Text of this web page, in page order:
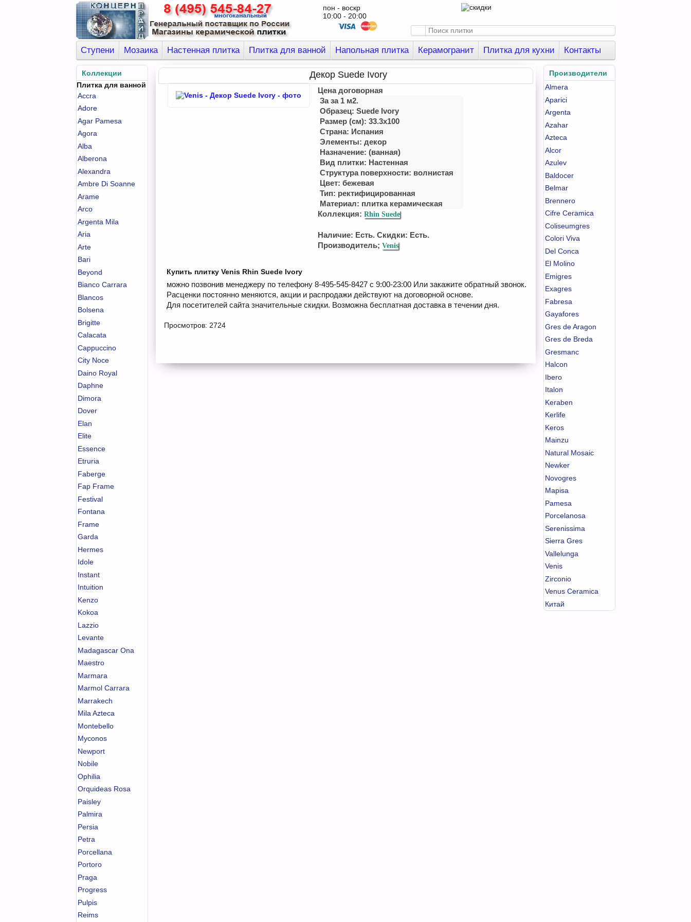
пон - воскр
10:00 - 20:00
Ступени Мозаика Настенная плитка Плитка для ванной Напольная плитка Керамогранит Плитка для кухни Контакты
Коллекции
Плитка для ванной
Accra
Adore
Agar Pamesa
Agora
Alba
Alberona
Alexandra
Ambre Di Soanne
Arame
Arco
Argenta Mila
Aria
Arte
Bari
Beyond
Bianco Carrara
Blancos
Bolsena
Brigitte
Calacata
Cappuccino
City Noce
Daino Royal
Daphne
Dimora
Dover
Elan
Elite
Essence
Etruria
Faberge
Fap Frame
Festival
Fontana
Frame
Garda
Hermes
Idole
Instant
Intuition
Kenzo
Kokoa
Lazzio
Levante
Madagascar Ona
Maestro
Marmara
Marmol Carrara
Marrakech
Mila Azteca
Montebello
Myconos
Newport
Nobile
Ophilia
Orquideas Rosa
Paisley
Palmira
Persia
Petra
Porcellana
Portoro
Praga
Progress
Pulpis
Reims
Производители
Almera
Aparici
Argenta
Azahar
Azteca
Alcor
Azulev
Baldocer
Belmar
Brennero
Cifre Ceramica
Coliseumgres
Colori Viva
Del Conca
El Molino
Emigres
Exagres
Fabresa
Gayafores
Gres de Aragon
Gres de Breda
Gresmanc
Halcon
Ibero
Italon
Keraben
Kerlife
Keros
Mainzu
Natural Mosaic
Newker
Novogres
Mapisa
Pamesa
Porcelanosa
Serenissima
Sierra Gres
Vallelunga
Venis
Zirconio
Venus Ceramica
Китай
Декор Suede Ivory
Цена договорная
За за 1 м2.
Образец: Suede Ivory
Размер (см): 33.3x100
Страна: Испания
Элементы: декор
Назначение: (ванная)
Вид плитки: Настенная
Структура поверхности: волнистая
Цвет: бежевая
Тип: ректифицированная
Материал: плитка керамическая
Коллекция:Rhin Suede
Наличие: Есть. Скидки: Есть.
Производитель;Venis
Купить плитку Venis Rhin Suede Ivory
можно позвонив менеджеру по телефону 8-495-545-8427 с 9:00-23:00 Или закажите обратный звонок.
Расценки постоянно меняются, акции и распродажи действуют на договорной основе.
Для посетителей сайта значительные скидки. Возможна бесплатная доставка в течении дня.
Просмотров: 2724